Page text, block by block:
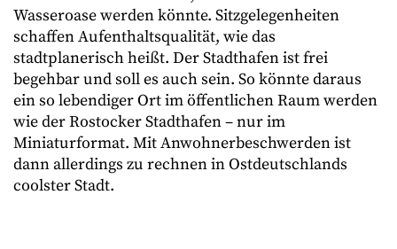
Wasseroase werden könnte. Sitzgelegenheiten
schaffen Aufenthaltsqualität, wie das
stadtplanerisch heißt. Der Stadthafen ist frei
begehbar und soll es auch sein. So könnte daraus
ein so lebendiger Ort im öffentlichen Raum werden
wie der Rostocker Stadthafen – nur im
Miniaturformat. Mit Anwohnerbeschwerden ist
dann allerdings zu rechnen in Ostdeutschlands
coolster Stadt.